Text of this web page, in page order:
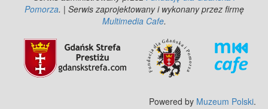
Pomorza. | Serwis zaprojektowany i wykonany przez firmę
Multimedia Cafe.
Powered by Muzeum Polski.